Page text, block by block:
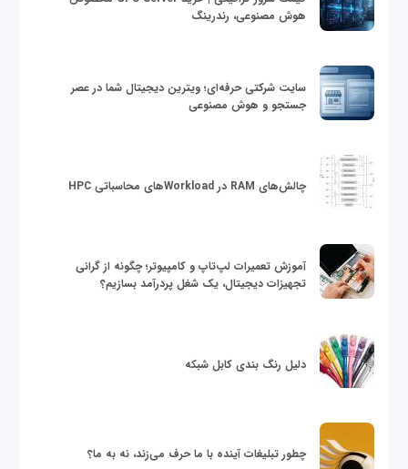
هوش مصنوعی، رندرینگ
سایت شرکتی حرفه‌ای؛ ویترین دیجیتال شما در عصر
جستجو و هوش مصنوعی
چالش‌های RAM در Workloadهای محاسباتی HPC
آموزش تعمیرات لپ‌تاپ و کامپیوتر؛ چگونه از گرانی
تجهیزات دیجیتال، یک شغل پردرآمد بسازیم؟
دلیل رنگ بندی کابل شبکه
چطور تبلیغات آینده با ما حرف می‌زند، نه به ما؟